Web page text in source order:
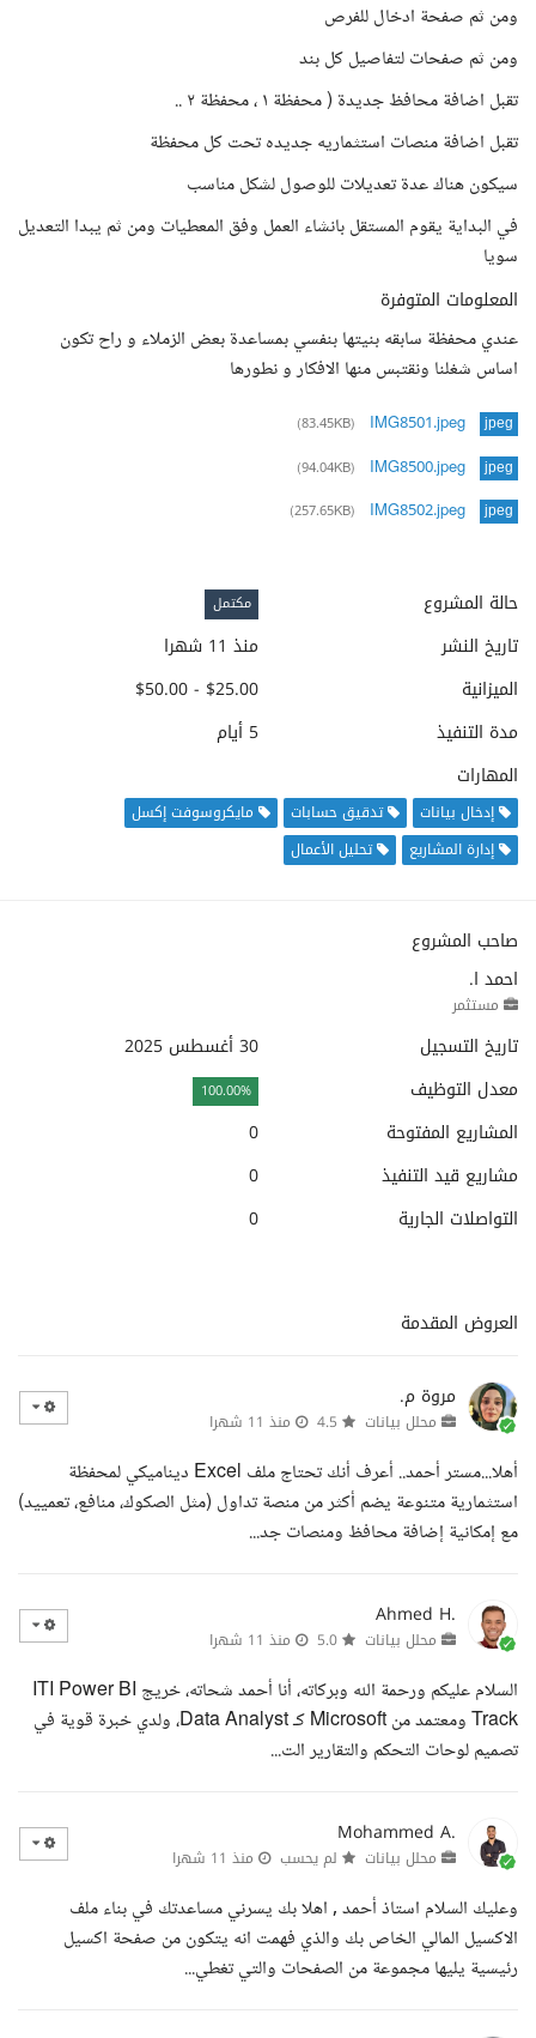
ومن ثم صفحة ادخال للفرص
ومن ثم صفحات لتفاصيل كل بند
تقبل اضافة محافظ جديدة ( محفظة ١ ، محفظة ٢ ..
تقبل اضافة منصات استثماريه جديده تحت كل محفظة
سيكون هناك عدة تعديلات للوصول لشكل مناسب
في البداية يقوم المستقل بانشاء العمل وفق المعطيات ومن ثم يبدا التعديل
سويا
المعلومات المتوفرة
عندي محفظة سابقه بنيتها بنفسي بمساعدة بعض الزملاء و راح تكون
اساس شغلنا ونقتبس منها الافكار و نطورها
jpeg
IMG8501.jpeg
(83.45KB)
jpeg
IMG8500.jpeg
(94.04KB)
jpeg
IMG8502.jpeg
(257.65KB)
حالة المشروع مكتمل
تاريخ النشر
منذ 11 شهرا
الميزانية
$25.00 - $50.00
مدة التنفيذ
5 أيام
المهارات
إدخال بيانات تدقيق حسابات
مايكروسوفت إكسل
إدارة المشاريع
تحليل الأعمال
صاحب المشروع
احمد ا.
مستثمر
تاريخ التسجيل
30 أغسطس 2025
معدل التوظيف
100.00%
المشاريع المفتوحة
0
مشاريع قيد التنفيذ
0
التواصلات الجارية
0
العروض المقدمة
مروة م.
محلل بيانات منذ 11 شهرا
أهلا...مستر أحمد.. أعرف أنك تحتاج ملف Excel ديناميكي لمحفظة
استثمارية متنوعة يضم أكثر من منصة تداول (مثل الصكوك، منافع، تعمييد)
مع إمكانية إضافة محافظ ومنصات جد...
Ahmed H.
محلل بيانات منذ 11 شهرا
السلام عليكم ورحمة الله وبركاته، أنا أحمد شحاته، خريج ITI Power BI
Track ومعتمد من Microsoft كـ Data Analyst، ولدي خبرة قوية في
تصميم لوحات التحكم والتقارير الت...
Mohammed A.
محلل بيانات لم يحسب منذ 11 شهرا
وعليك السلام استاذ أحمد , اهلا بك يسرني مساعدتك في بناء ملف
الاكسيل المالي الخاص بك والذي فهمت انه يتكون من صفحة اكسيل
رئيسية يليها مجموعة من الصفحات والتي تغطي...